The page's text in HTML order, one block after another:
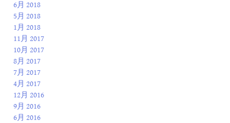
6月 2018
5月 2018
1月 2018
11月 2017
10月 2017
8月 2017
7月 2017
4月 2017
12月 2016
9月 2016
6月 2016